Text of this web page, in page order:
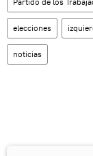
elecciones
noticias